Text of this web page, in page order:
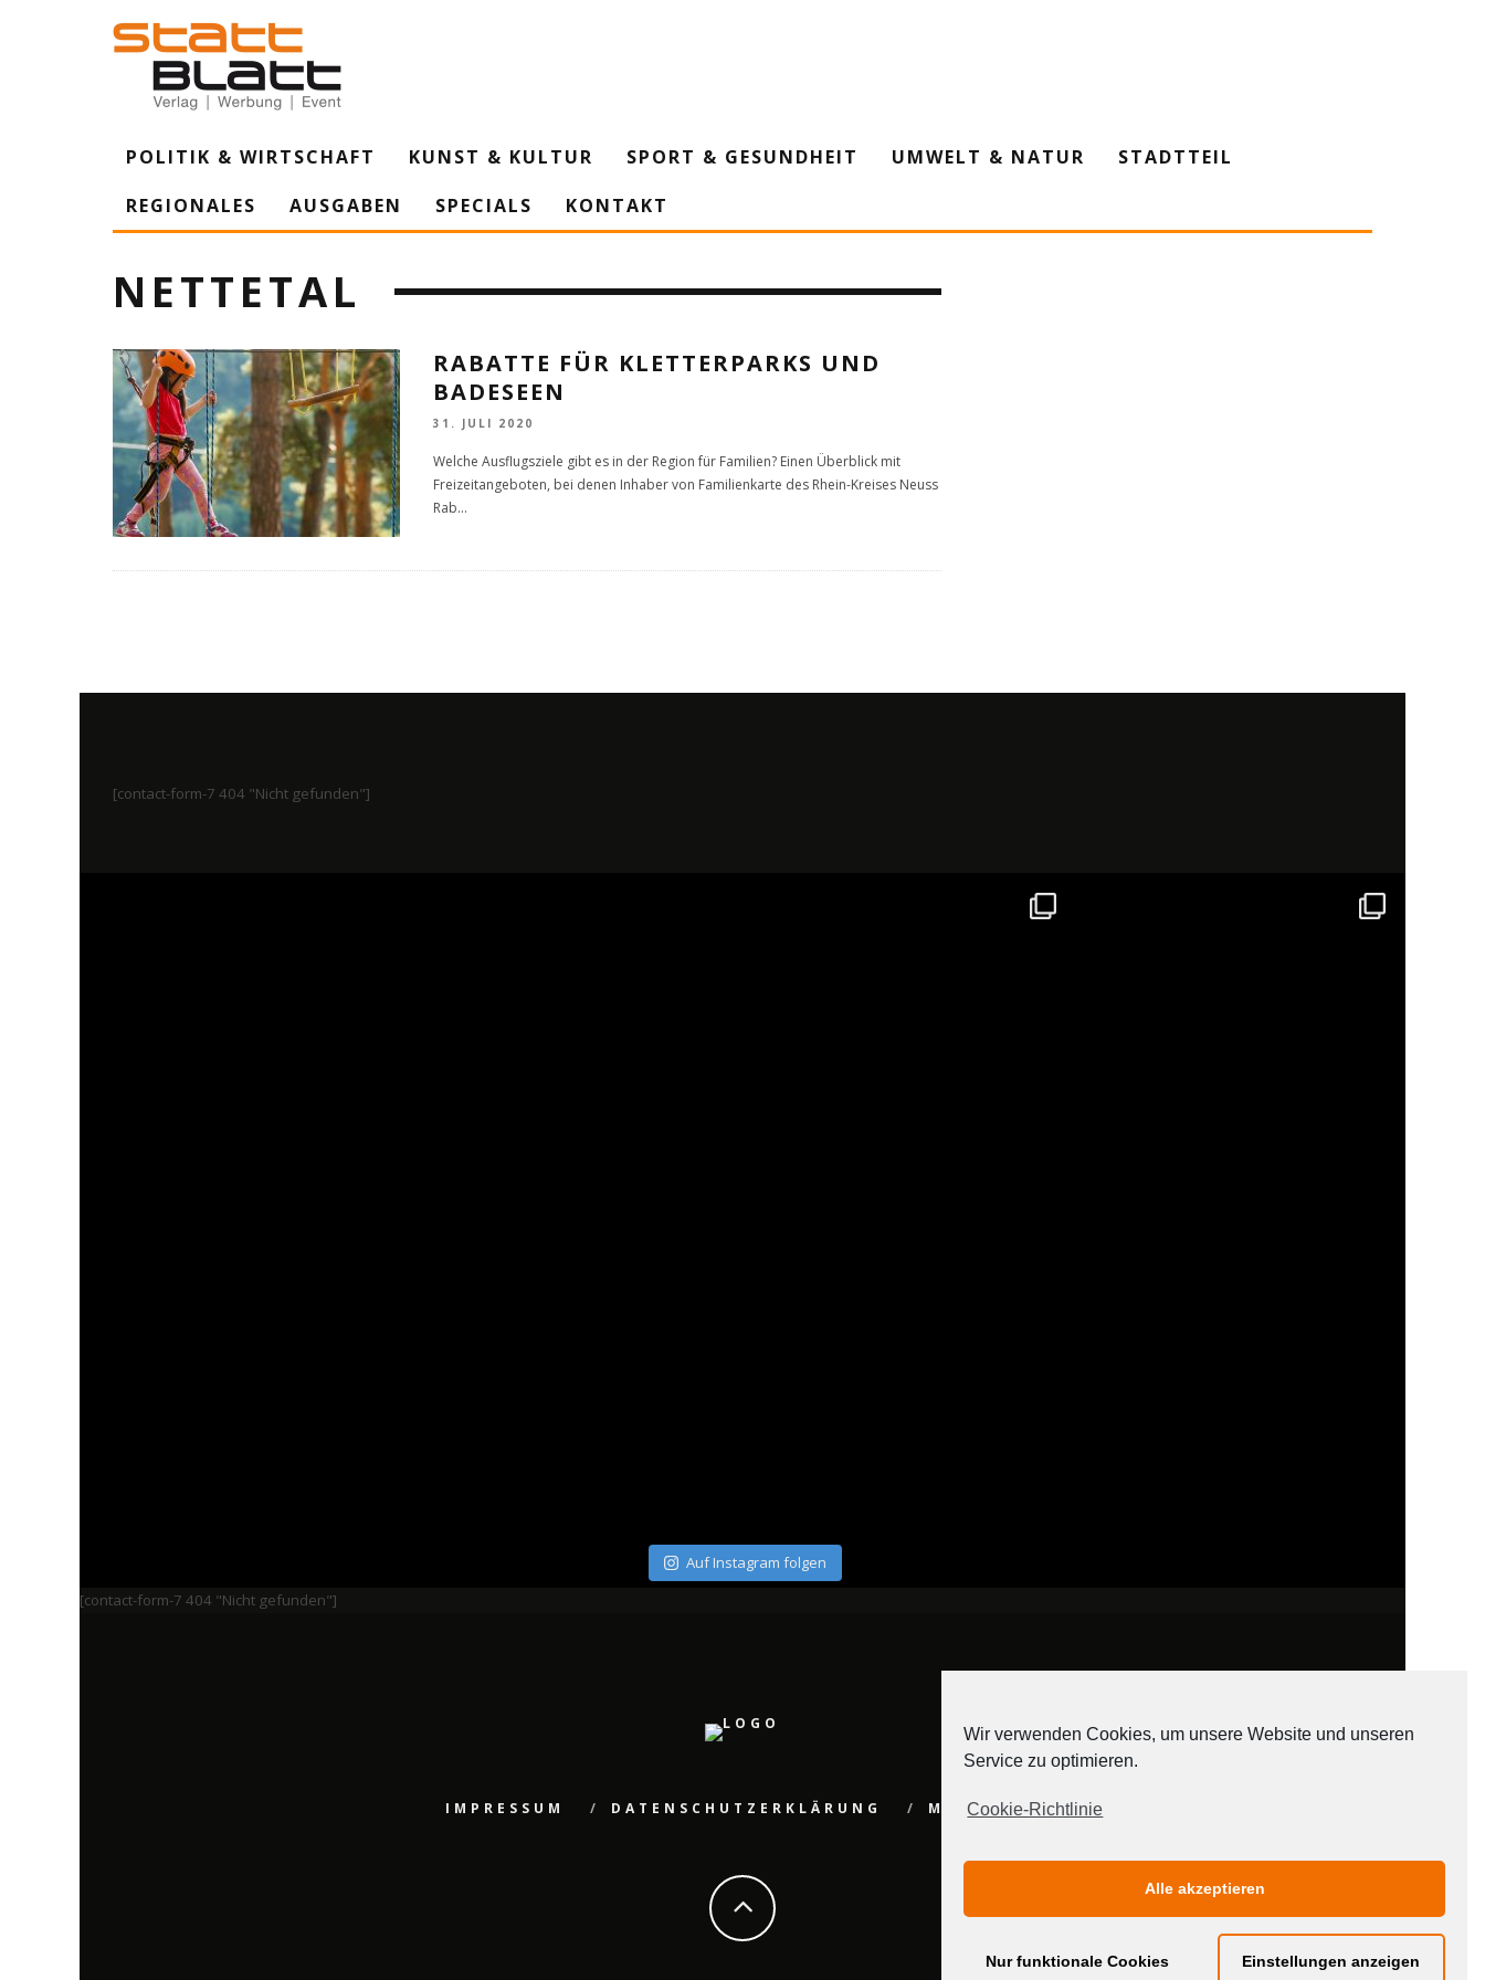
POLITIK & WIRTSCHAFT KUNST & KULTUR SPORT & GESUNDHEIT UMWELT & NATUR
STADTTEIL
REGIONALES
AUSGABEN SPECIALS KONTAKT
NETTETAL
RABATTE FÜR KLETTERPARKS UND
BADESEEN
31. JULI 2020
Welche Ausflugsziele gibt es in der Region für Familien? Einen Überblick mit
Freizeitangeboten, bei denen Inhaber von Familienkarte des Rhein-Kreises Neuss
Rab...
[contact-form-7 404 "Nicht gefunden"]
Auf Instagram folgen
[contact-form-7 404 "Nicht gefunden"]
IMPRESSUM DATENSCHUTZERKLÄRUNG MEDIADATEN
Wir verwenden Cookies, um unsere Website und unseren
Service zu optimieren.
Cookie-Richtlinie
Alle akzeptieren
Nur funktionale Cookies Einstellungen anzeigen